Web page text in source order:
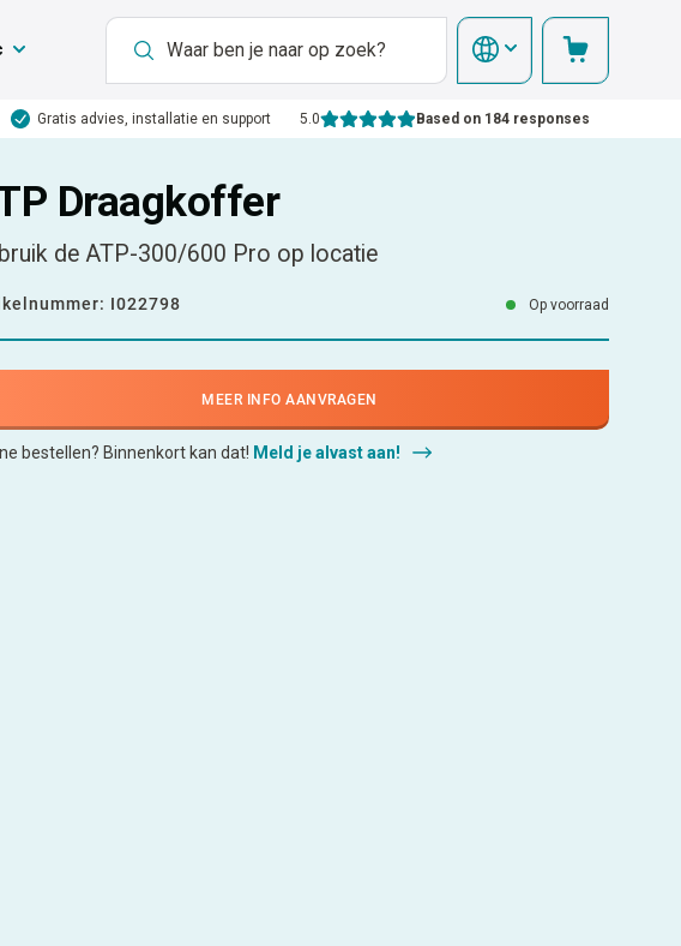
Gratis advies, installatie en support 5.0 Based on 184 responses
Draagkoffer
de ATP-300/600 Pro op locatie
I022798 Op voorraad
MEER INFO AANVRAGEN
bestellen? Binnenkort kan dat! Meld je alvast aan!